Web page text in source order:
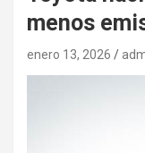
menos
enero 13, 2026